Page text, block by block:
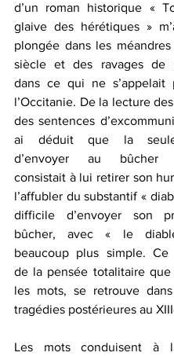
d’un roman historique «
glaive des hérétiques »
plongée dans les
siècle et des ravages de
dans ce qui ne s’appelait
l’Occitanie. De la lecture
des sentences
ai déduit que la
d’envoyer au bûcher
consistait à lui retirer son
l’affubler du substantif «
difficile d’envoyer son
bûcher, avec « le
beaucoup plus simple. Ce
de la pensée totalitaire
les mots, se retrouve
tragédies postérieures au
Les mots conduisent à